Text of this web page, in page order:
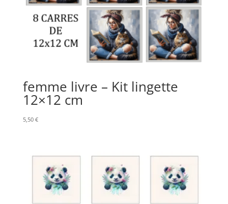
femme livre – Kit lingette
12×12 cm
5,50 €